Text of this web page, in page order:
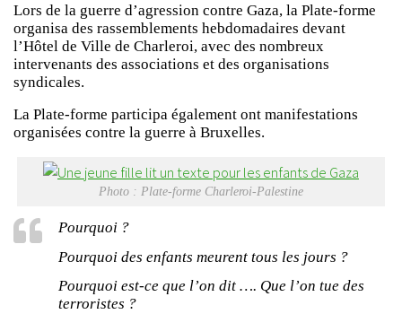
Lors de la guerre d’agression contre Gaza, la Plate-forme
organisa des rassemblements hebdomadaires devant
l’Hôtel de Ville de Charleroi, avec des nombreux
intervenants des associations et des organisations
syndicales.
La Plate-forme participa également ont manifestations
organisées contre la guerre à Bruxelles.
Photo : Plate-forme Charleroi-Palestine
Pourquoi ?
Pourquoi des enfants meurent tous les jours ?
Pourquoi est-ce que l’on dit …. Que l’on tue des
terroristes ?